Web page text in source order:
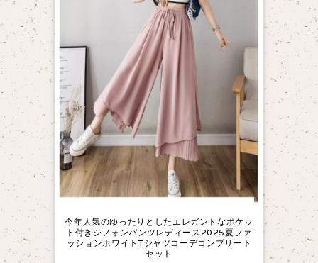
今年人気のゆったりとしたエレガントなポケッ
ト付きシフォンパンツレディース2025夏ファ
ッションホワイトTシャツコーデコンプリート
セット